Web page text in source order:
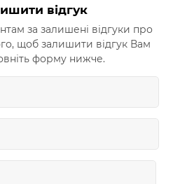
відгук
за залишені відгуки про
щоб залишити відгук Вам
форму нижче.